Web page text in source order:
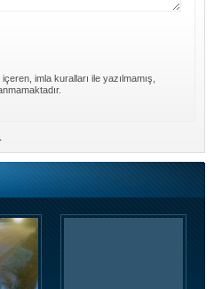
imla kuralları ile yazılmamış,